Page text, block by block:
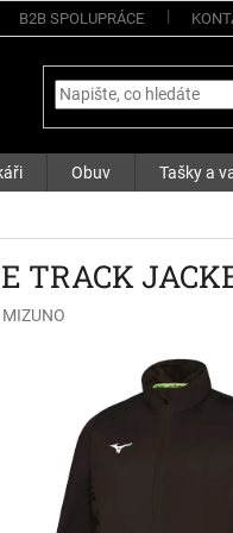
B2B SPOLUPRÁCE
Obuv Tašky a
TRACK
MIZUNO